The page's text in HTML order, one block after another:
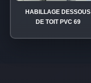
HABILLAGE DESSOUS
DE TOIT PVC 69